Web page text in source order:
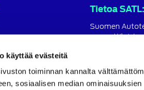
käyttää evästeitä
toiminnan kannalta
sosiaalisen median
Tietoa
Suomen
tavoitteena on
ja